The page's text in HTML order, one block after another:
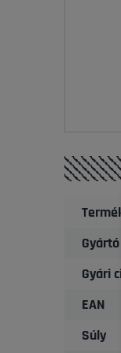
Gyártó
Gyári
EAN
Súly